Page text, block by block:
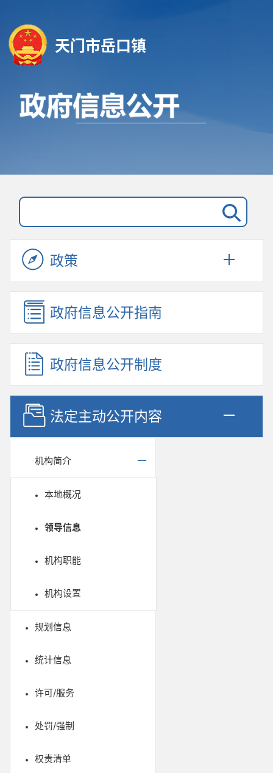
天门市岳口镇
政策
政府信息公开指南
政府信息公开制度
法定主动公开内容
机构简介
本地概况
领导信息
机构职能
机构设置
规划信息
统计信息
许可/服务
处罚/强制
权责清单